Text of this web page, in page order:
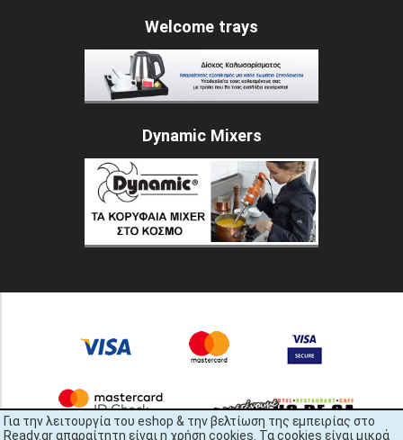
Για την λειτουργία του eshop & την βελτίωση της εμπειρίας στο
Ready.gr απαραίτητη είναι η χρήση cookies. Τα cookies είναι μικρά
Welcome trays
Dynamic Mixers